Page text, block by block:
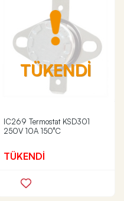
TÜKENDİ
IC269 Termostat KSD301
250V 10A 150°C
TÜKENDİ